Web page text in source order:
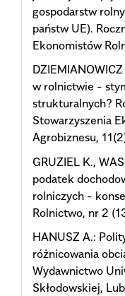
gospodarstw
państw UE).
Ekonomistów
w rolnictwie -
strukturalnych?
Stowarzyszenia
Agrobiznesu,
GRUZIEL K.,
podatek
rolniczych -
Rolnictwo, nr 2
HANUSZ A.:
różnicowania
Wydawnictwo
Skłodowskiej,